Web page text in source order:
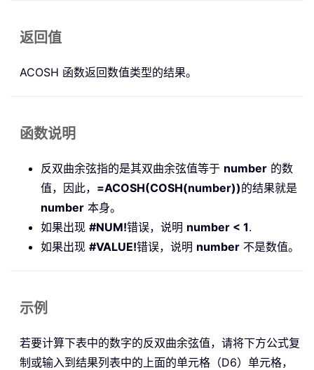
返回值
ACOSH 函数返回数值类型的结果。
函数说明
反双曲余弦指的是其双曲余弦值等于 number 的数
值，因此， =ACOSH(COSH(number))的结果就是
number 本身。
如果出现 #NUM!错误，说明 number < 1.
如果出现 #VALUE!错误，说明 number 不是数值。
示例
若要计算下表中的数字的反双曲余弦值，请将下方公式复
制或输入到结果列表中的上面的单元格（D6）单元格，